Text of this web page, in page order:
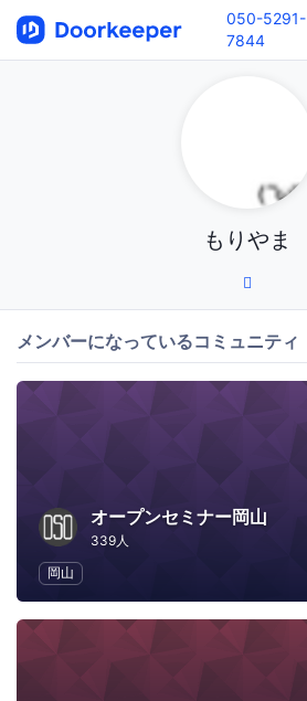
050-5291-
7844
もりやま
メンバーになっているコミュニティ
オープンセミナー岡山
339人
岡山